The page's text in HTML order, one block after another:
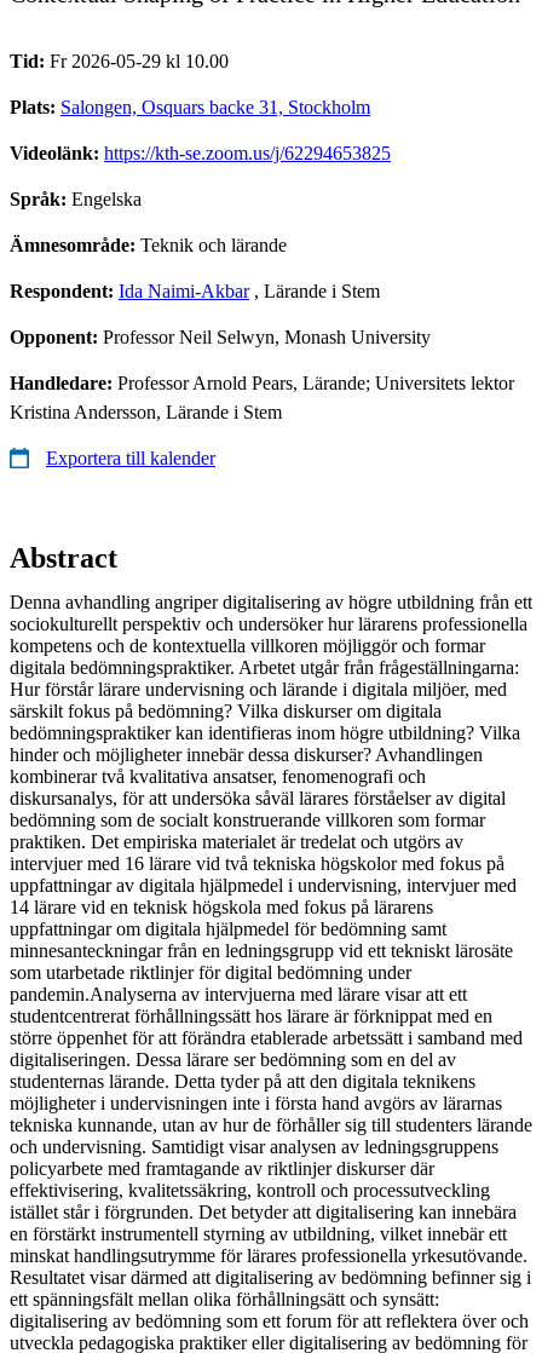
Tid: Fr 2026-05-29 kl 10.00
Plats: Salongen, Osquars backe 31, Stockholm
Videolänk: https://kth-se.zoom.us/j/62294653825
Språk: Engelska
Ämnesområde: Teknik och lärande
Respondent: Ida Naimi-Akbar, Lärande i Stem
Opponent: Professor Neil Selwyn, Monash University
Handledare: Professor Arnold Pears, Lärande; Universitets lektor
Kristina Andersson, Lärande i Stem
Exportera till kalender
Abstract
Denna avhandling angriper digitalisering av högre utbildning från ett
sociokulturellt perspektiv och undersöker hur lärarens professionella
kompetens och de kontextuella villkoren möjliggör och formar
digitala bedömningspraktiker. Arbetet utgår från frågeställningarna:
Hur förstår lärare undervisning och lärande i digitala miljöer, med
särskilt fokus på bedömning? Vilka diskurser om digitala
bedömningspraktiker kan identifieras inom högre utbildning? Vilka
hinder och möjligheter innebär dessa diskurser? Avhandlingen
kombinerar två kvalitativa ansatser, fenomenografi och
diskursanalys, för att undersöka såväl lärares förståelser av digital
bedömning som de socialt konstruerande villkoren som formar
praktiken. Det empiriska materialet är tredelat och utgörs av
intervjuer med 16 lärare vid två tekniska högskolor med fokus på
uppfattningar av digitala hjälpmedel i undervisning, intervjuer med
14 lärare vid en teknisk högskola med fokus på lärarens
uppfattningar om digitala hjälpmedel för bedömning samt
minnesanteckningar från en ledningsgrupp vid ett tekniskt lärosäte
som utarbetade riktlinjer för digital bedömning under
pandemin.Analyserna av intervjuerna med lärare visar att ett
studentcentrerat förhållningssätt hos lärare är förknippat med en
större öppenhet för att förändra etablerade arbetssätt i samband med
digitaliseringen. Dessa lärare ser bedömning som en del av
studenternas lärande. Detta tyder på att den digitala teknikens
möjligheter i undervisningen inte i första hand avgörs av lärarnas
tekniska kunnande, utan av hur de förhåller sig till studenters lärande
och undervisning. Samtidigt visar analysen av ledningsgruppens
policyarbete med framtagande av riktlinjer diskurser där
effektivisering, kvalitetssäkring, kontroll och processutveckling
istället står i förgrunden. Det betyder att digitalisering kan innebära
en förstärkt instrumentell styrning av utbildning, vilket innebär ett
minskat handlingsutrymme för lärares professionella yrkesutövande.
Resultatet visar därmed att digitalisering av bedömning befinner sig i
ett spänningsfält mellan olika förhållningsätt och synsätt:
digitalisering av bedömning som ett forum för att reflektera över och
utveckla pedagogiska praktiker eller digitalisering av bedömning för